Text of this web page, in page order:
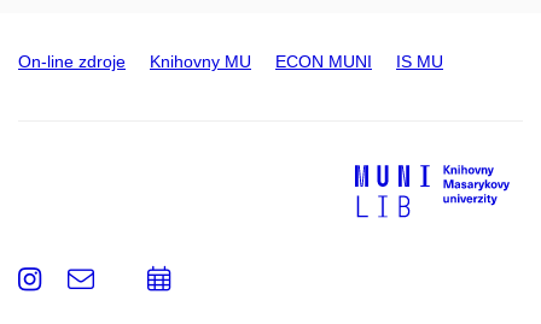
On-line zdroje Knihovny MU ECON MUNI IS MU
Instagram
e-
Email
Přidat